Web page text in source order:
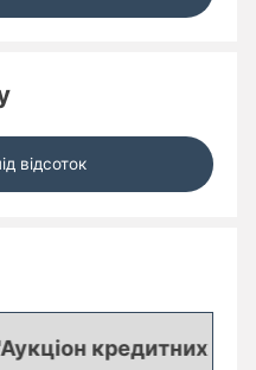
відсоток
кредитних